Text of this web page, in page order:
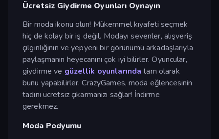
Ücretsiz Giydirme Oyunları Oynayın
Bir moda ikonu olun! Mükemmel kıyafeti seçmek
hiç de kolay bir iş değil. Modayı sevenler, alışveriş
çılgınlığının ve yepyeni bir görünümü arkadaşlarıyla
paylaşmanın heyecanını çok iyi bilirler. Oyuncular,
giydirme ve güzellik oyunlarında tam olarak
bunu yapabilirler. CrazyGames, moda eğlencesinin
tadını ücretsiz çıkarmanızı sağlar! İndirme
gerekmez.
Moda Podyumu